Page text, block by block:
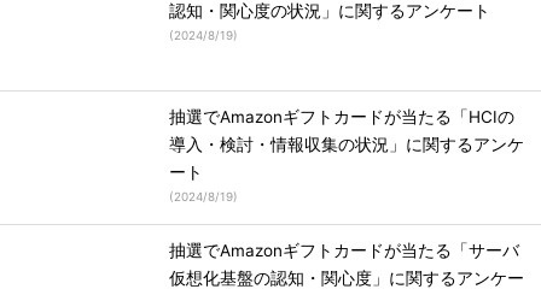
認知・関心度の状況」に関するアンケート
(2024/8/19)
抽選でAmazonギフトカードが当たる「HCIの
導入・検討・情報収集の状況」に関するアンケ
ート
(2024/8/19)
抽選でAmazonギフトカードが当たる「サーバ
仮想化基盤の認知・関心度」に関するアンケー